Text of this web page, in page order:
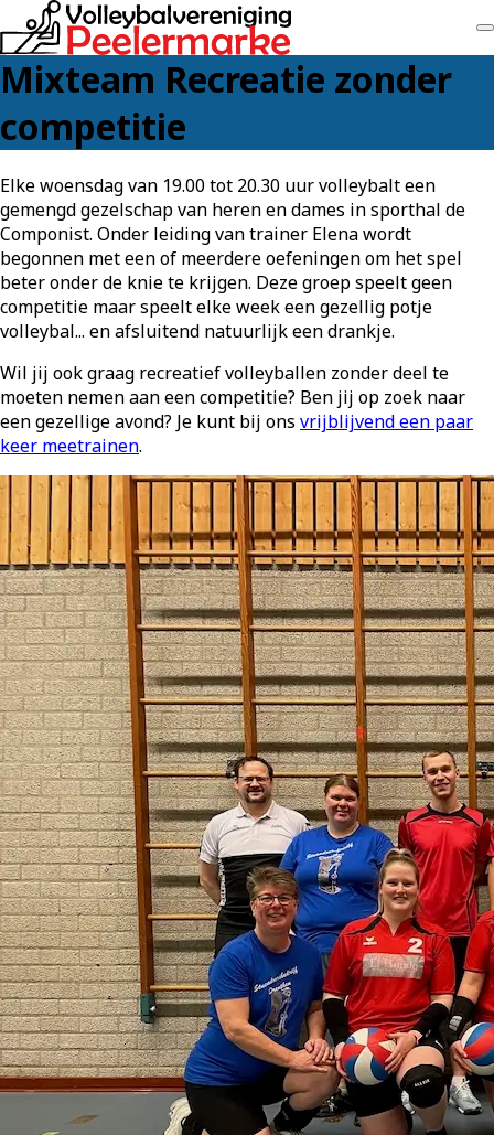
Mixteam Recreatie zonder
competitie
Elke woensdag van 19.00 tot 20.30 uur volleybalt een
gemengd gezelschap van heren en dames in sporthal de
Componist. Onder leiding van trainer Elena wordt
begonnen met een of meerdere oefeningen om het spel
beter onder de knie te krijgen. Deze groep speelt geen
competitie maar speelt elke week een gezellig potje
volleybal... en afsluitend natuurlijk een drankje.
Wil jij ook graag recreatief volleyballen zonder deel te
moeten nemen aan een competitie? Ben jij op zoek naar
een gezellige avond? Je kunt bij ons vrijblijvend een paar
keer meetrainen.